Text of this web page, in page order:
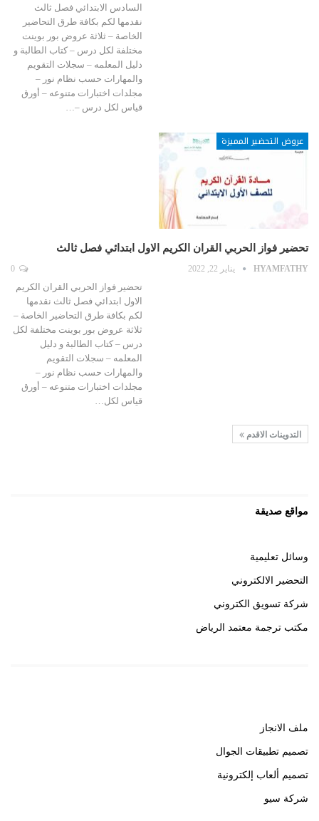
السادس الابتدائي فصل ثالث
نقدمها لكم بكافة طرق التحاضير
الخاصة – ثلاثة عروض بور بوينت
مختلفة لكل درس – كتاب الطالبة و
دليل المعلمه – سجلات التقويم
والمهارات حسب نظام نور –
مجلدات اختبارات متنوعه – أورق
قياس لكل درس –…
عروض التحضير المميزة
تحضير فواز الحربي القران الكريم الاول ابتدائي فصل ثالث
HYAMFATHY يناير 22, 2022
تحضير فواز الحربي القران الكريم
الاول ابتدائي فصل ثالث نقدمها
لكم بكافة طرق التحاضير الخاصة –
ثلاثة عروض بور بوينت مختلفة لكل
درس – كتاب الطالبة و دليل
المعلمه – سجلات التقويم
والمهارات حسب نظام نور –
مجلدات اختبارات متنوعه – أورق
قياس لكل…
التدوينات الاقدم
مواقع صديقة
وسائل تعليمية
التحضير الالكتروني
شركة تسويق الكتروني
مكتب ترجمة معتمد الرياض
ملف الانجاز
تصميم تطبيقات الجوال
تصميم ألعاب إلكترونية
شركة سيو